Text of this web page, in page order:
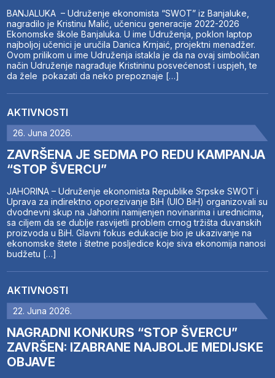
BANJALUKA – Udruženje ekonomista “SWOT” iz Banjaluke,
nagradilo je Kristinu Malić, učenicu generacije 2022-2026
Ekonomske škole Banjaluka. U ime Udruženja, poklon laptop
najboljoj učenici je uručila Danica Krnjaić, projektni menadžer.
Ovom prilikom u ime Udruženja istakla je da na ovaj simboličan
način Udruženje nagrađuje Kristininu posvećenost i uspjeh, te
da žele pokazati da neko prepoznaje […]
AKTIVNOSTI
26. Juna 2026.
ZAVRŠENA JE SEDMA PO REDU KAMPANJA
“STOP ŠVERCU”
JAHORINA – Udruženje ekonomista Republike Srpske SWOT i
Uprava za indirektno oporezivanje BiH (UIO BiH) organizovali su
dvodnevni skup na Jahorini namijenjen novinarima i urednicima,
sa ciljem da se dublje rasvijetli problem crnog tržišta duvanskih
proizvoda u BiH. Glavni fokus edukacije bio je ukazivanje na
ekonomske štete i štetne posljedice koje siva ekonomija nanosi
budžetu […]
AKTIVNOSTI
22. Juna 2026.
NAGRADNI KONKURS “STOP ŠVERCU”
ZAVRŠEN: IZABRANE NAJBOLJE MEDIJSKE
OBJAVE